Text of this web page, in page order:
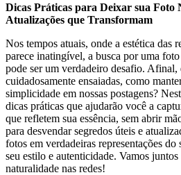
Dicas Práticas para Deixar sua Foto⁤
Atualizações⁤ que Transformam
Nos tempos atuais, onde a estética das
⁢parece inatingível, a busca por uma
pode ser um verdadeiro desafio. Afinal,
cuidadosamente ensaiadas, como‍
simplicidade⁤ em nossas‍ postagens?
dicas práticas que ajudarão você a
‌que refletem sua essência,‌ sem abrir​
para desvendar segredos úteis e
fotos em verdadeiras⁣ representações do
seu estilo e autenticidade. Vamos
naturalidade nas redes!